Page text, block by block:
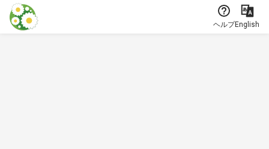
本文に飛ぶ
ヘルプEnglish